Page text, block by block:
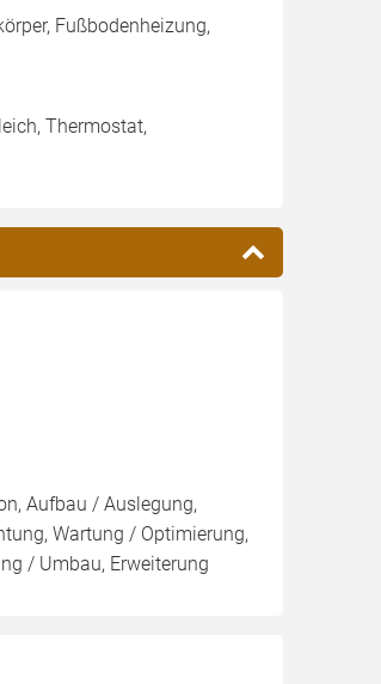
Fußbodenheizung,
Thermostat,
Aufbau / Auslegung,
Wartung / Optimierung,
/ Umbau, Erweiterung